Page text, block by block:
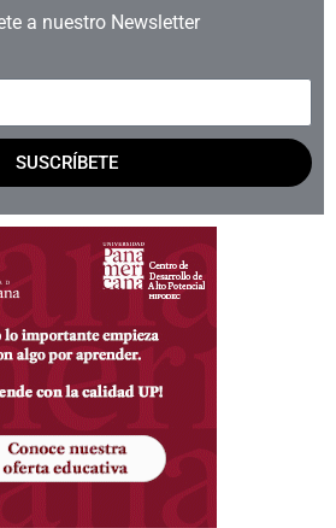
a nuestro Newsletter
SUSCRÍBETE